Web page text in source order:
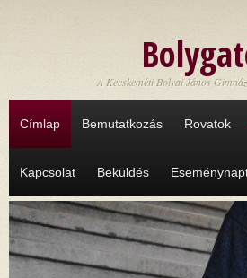
A Kecskeméti Bolyai János
Címlap Bemutatkozás Rovatok
Kapcsolat Beküldés